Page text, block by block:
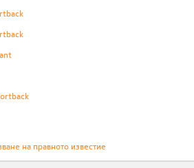
на правното известие